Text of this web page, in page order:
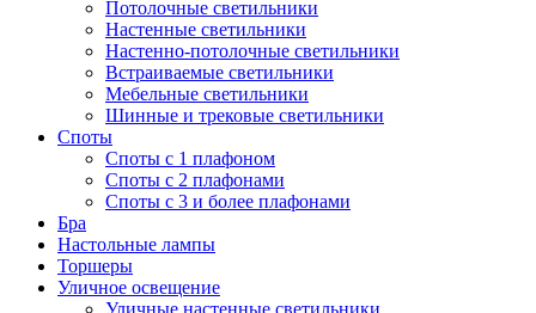
Потолочные светильники
Настенные светильники
Настенно-потолочные светильники
Встраиваемые светильники
Мебельные светильники
Шинные и трековые светильники
Споты
Споты с 1 плафоном
Споты с 2 плафонами
Споты с 3 и более плафонами
Бра
Настольные лампы
Торшеры
Уличное освещение
Уличные настенные светильники